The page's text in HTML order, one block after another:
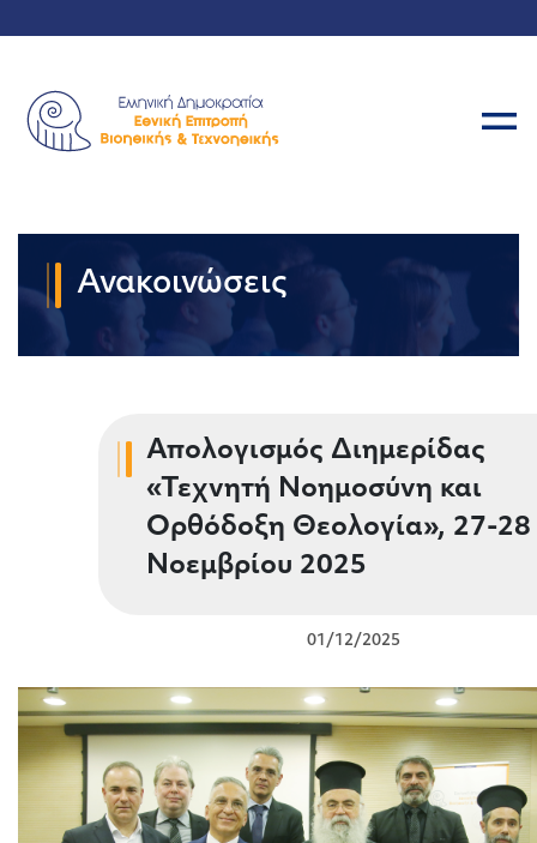
Ανακοινώσεις
Απολογισμός Διημερίδας
«Τεχνητή Νοημοσύνη και
Ορθόδοξη Θεολογία», 27-28
Νοεμβρίου 2025
01/12/2025